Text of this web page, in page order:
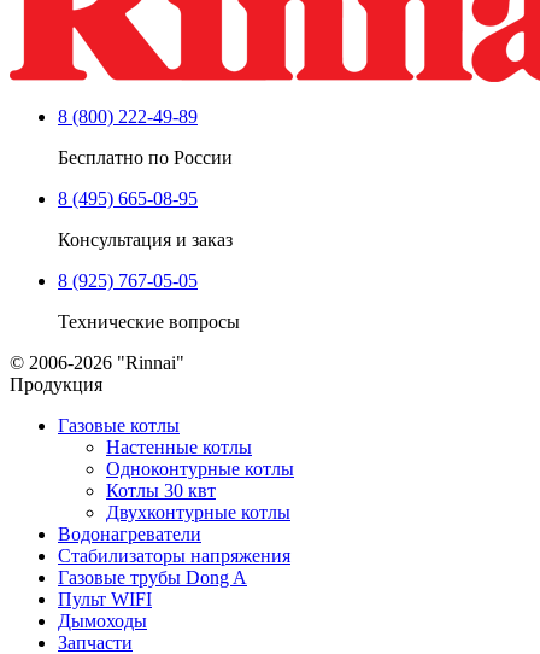
8 (800) 222-49-89
Бесплатно по России
8 (495) 665-08-95
Консультация и заказ
8 (925) 767-05-05
Технические вопросы
© 2006-2026 "Rinnai"
Продукция
Газовые котлы
Настенные котлы
Одноконтурные котлы
Котлы 30 квт
Двухконтурные котлы
Водонагреватели
Стабилизаторы напряжения
Газовые трубы Dong A
Пульт WIFI
Дымоходы
Запчасти